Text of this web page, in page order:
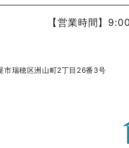
【営業時間】
市瑞穂区洲山町2丁目26番3号